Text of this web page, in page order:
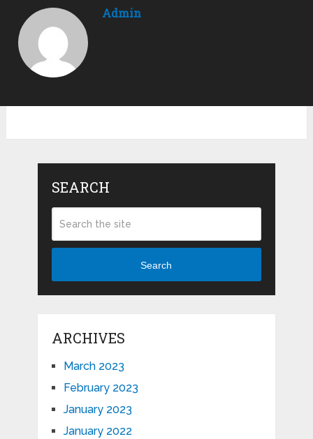
Admin
SEARCH
Search
ARCHIVES
March 2023
February 2023
January 2023
January 2022